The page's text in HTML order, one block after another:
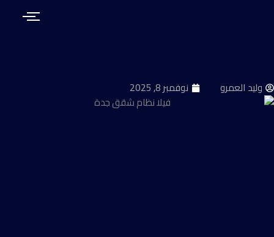
وليد العمرو نوفمبر 8, 2025